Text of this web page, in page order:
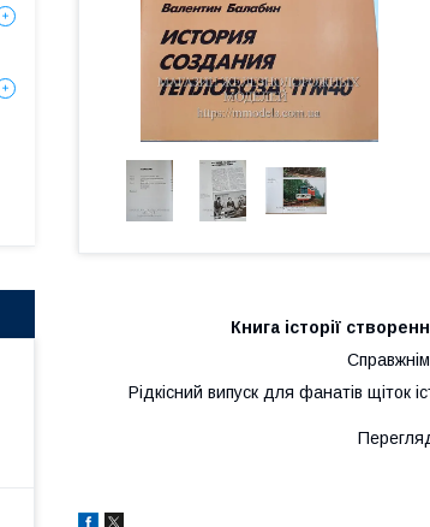
Книга історії
Рідкісний випуск для фанатів